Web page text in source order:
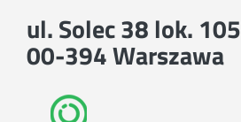
ul. Solec 38 lok. 105
00-394 Warszawa